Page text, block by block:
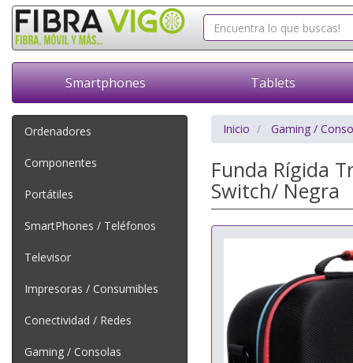
Smartphones Tablets
Ordenadores
Componentes
Portátiles
SmartPhones / Teléfonos
Televisor
Impresoras / Consumibles
Conectividad / Redes
Gaming / Consolas
Inicio Gaming /
Funda Rígida
Switch/ Negra